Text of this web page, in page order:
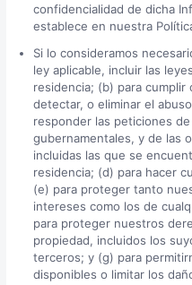
confidencialidad de dicha
establece en nuestra
Si lo consideramos
ley aplicable, incluir las
residencia; (b) para
detectar, o eliminar el
responder las peticiones
gubernamentales, y de las
incluidas las que se
residencia; (d) para hacer
(e) para proteger tanto
intereses como los de
para proteger nuestros
propiedad, incluidos los
terceros; y (g) para
disponibles o limitar los